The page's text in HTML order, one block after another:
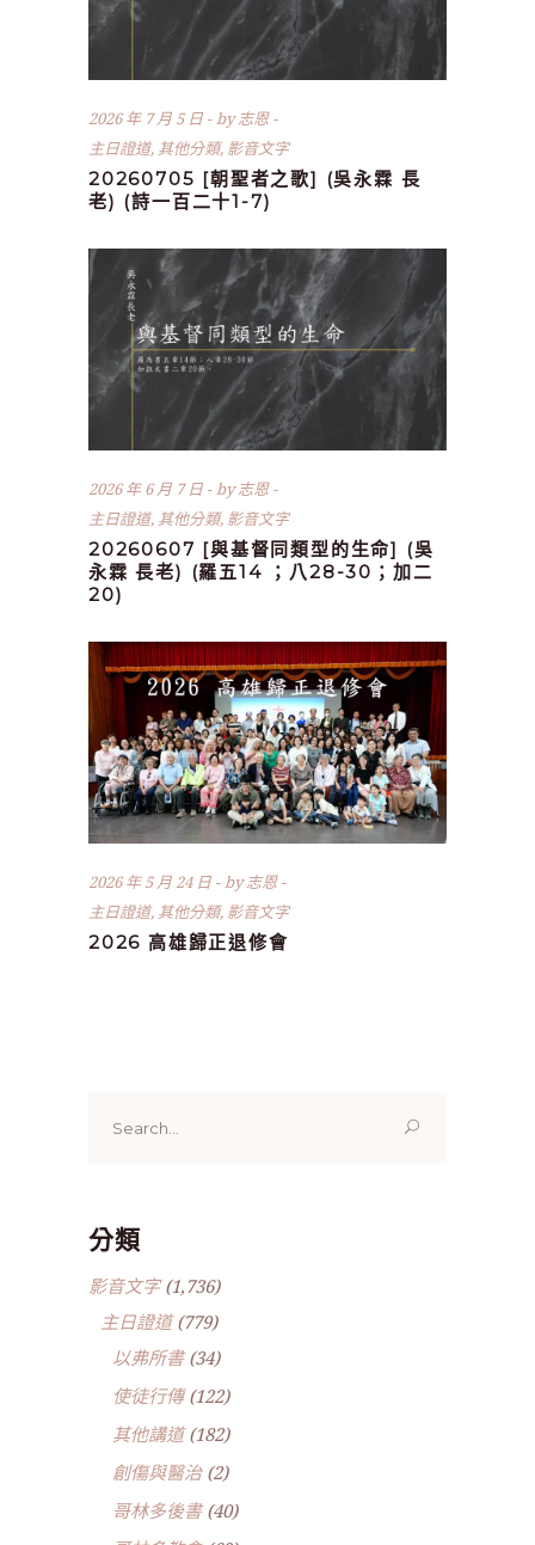
2026 年 7 月 5 日 by志恩
主日證道, 其他分類, 影音文字
20260705 [朝聖者之歌] (吳永霖 長
老) (詩一百二十1-7)
2026 年 6 月 7 日 by志恩
主日證道, 其他分類, 影音文字
20260607 [與基督同類型的生命] (吳
永霖 長老) (羅五14 ；八28-30；加二
20)
2026 年 5 月 24 日 by志恩
主日證道, 其他分類, 影音文字
2026 高雄歸正退修會
for:
分類
影音文字(1,736)
主日證道(779)
以弗所書(34)
使徒行傳(122)
其他講道(182)
創傷與醫治(2)
哥林多後書(40)